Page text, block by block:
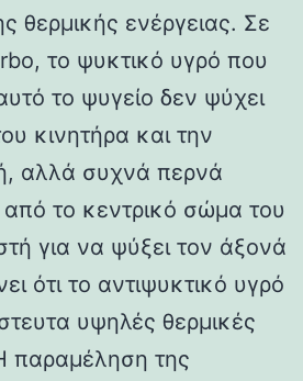
θερμικής ενέργειας. Σε
το ψυκτικό υγρό που
το ψυγείο δεν ψύχει
κινητήρα και την
αλλά συχνά περνά
το κεντρικό σώμα του
για να ψύξει τον άξονά
ότι το αντιψυκτικό υγρό
υψηλές θερμικές
παραμέληση της